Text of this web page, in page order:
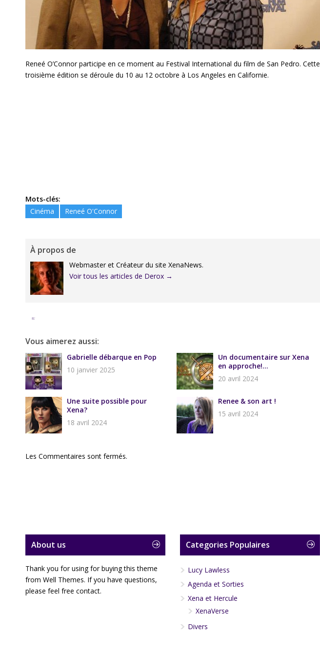
Reneé O’Connor participe en ce moment au Festival International du film de San Pedro. Cette
troisième édition se déroule du 10 au 12 octobre à Los Angeles en Californie.
Mots-clés:
Cinéma
Reneé O'Connor
À propos de
Webmaster et Créateur du site XenaNews.
Voir tous les articles de Derox →
Vous aimerez aussi:
Gabrielle débarque en Pop
10 janvier 2025
Un documentaire sur Xena
en approche!...
20 avril 2024
Une suite possible pour
Xena?
18 avril 2024
Renee & son art !
15 avril 2024
Les Commentaires sont fermés.
About us
Thank you for using for buying this theme
from Well Themes. If you have questions,
please feel free contact.
Categories Populaires
Lucy Lawless
Agenda et Sorties
Xena et Hercule
XenaVerse
Divers